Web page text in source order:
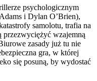
psychologicznym
i Dylan O’Brien),
samolotu, trafia na
przezwyciężyć wzajemną
zasady już tu nie
gra, w której
się posuną, by wydostać